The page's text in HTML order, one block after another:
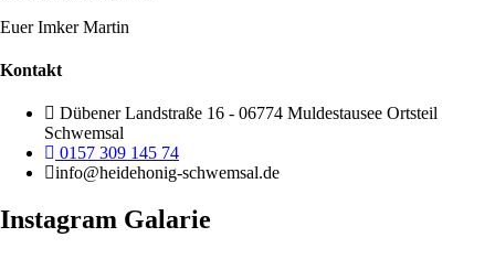
Euer Imker Martin
Kontakt
Dübener Landstraße 16 - 06774 Muldestausee Ortsteil
Schwemsal
0157 309 145 74
info@heidehonig-schwemsal.de
Instagram Galarie